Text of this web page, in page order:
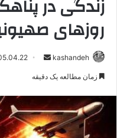
زندگی در
روزهای
kashandeh
ارسال
زمان مطالعه یک دقیقه